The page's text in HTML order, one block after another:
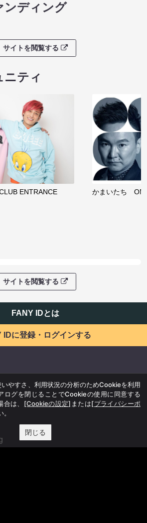
ンディング
サイトを閲覧する
ニティ
ENTRANCE かまいたち
サイトを閲覧する
FANY IDとは
IDに登録・ログインする
やすさ、利用状況の分析のためCookieを利用
ログを閉じることでCookieの使用に同意する
は、 [Cookieの設定] または[プライバシーポ
閉じる